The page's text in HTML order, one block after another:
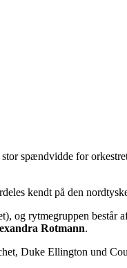
spændvidde for
kendt på den
og rytmegruppen består
Rotmann.
Duke Ellington und